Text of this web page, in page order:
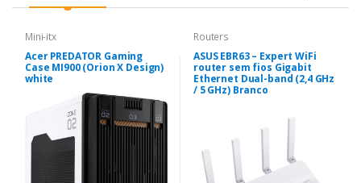
Mini-itx
Acer PREDATOR Gaming
Case MI900 (Orion X Design)
white
Routers
ASUS EBR63 – Expert WiFi
router sem fios Gigabit
Ethernet Dual-band (2,4 GHz
/ 5 GHz) Branco